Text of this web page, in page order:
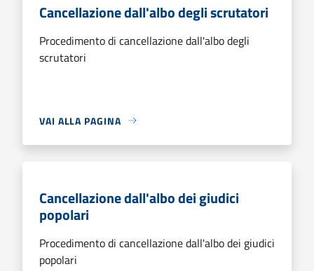
Cancellazione dall'albo degli scrutatori
Procedimento di cancellazione dall'albo degli
scrutatori
VAI ALLA PAGINA
Cancellazione dall'albo dei giudici
popolari
Procedimento di cancellazione dall'albo dei giudici
popolari